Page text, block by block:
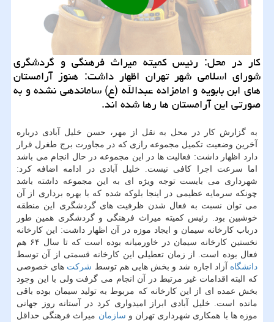
كار در محل: رئیس كمیته میراث فرهنگی و گردشگری
شورای اسلامی شهر تهران اظهار داشت: هنوز آرامستان
های ابن بابویه و امامزاده عبدالله (ع) ساماندهی نشده و به
صورتی این آرامستان ها رها شده اند.
به گزارش كار در محل به نقل از مهر، حسن خلیل آبادی درباره
آخرین وضعیت تكمیل مجموعه رازی كه در مجاورت برج طغرل قرار
دارد اظهار داشت: فعالیت ها در این مجموعه در حال انجام می باشد
اما سرعت اجرا كافی نیست. خلیل آبادی در ادامه اضافه كرد:
شهرداری می بایست توجه ویژه ای به این مجموعه داشته باشد
چونكه سرمایه عظیمی در اینجا بلوكه شده كه با بهره برداری از آن
می توان نسبت به فعال شدن ظرفیت های گردشگری این منطقه
خوشبین بود. رئیس كمیته میراث فرهنگی و گردشگری همین طور
درباب كارخانه سیمان و ایجاد موزه در آن اظهار داشت: این كارخانه
نخستین كارخانه سیمان در خاورمیانه بوده است كه تا سال ۶۴ هم
فعال بوده است. از زمان تعطیلی این كارخانه قسمتی از آن توسط
دانشگاه آزاد اجاره شد و بخش هایی هم توسط شركت های خصوصی
كه البته اقدامات غیر مرتبط در آن انجام می گرفت ولی با این وجود
بخش عمده ای از این كارخانه كه مربوط به تولید سیمان بوده باقی
مانده است. خلیل آبادی ابراز امیدواری كرد در آستانه روز جهانی
موزه ها با همكاری شهرداری تهران و سازمان میراث فرهنگی حداقل